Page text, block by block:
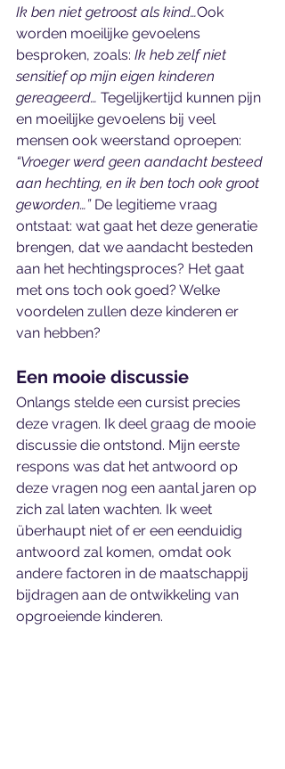
Ik ben niet getroost als kind…Ook
worden moeilijke gevoelens
besproken, zoals: Ik heb zelf niet
sensitief op mijn eigen kinderen
gereageerd… Tegelijkertijd kunnen pijn
en moeilijke gevoelens bij veel
mensen ook weerstand oproepen:
“Vroeger werd geen aandacht besteed
aan hechting, en ik ben toch ook groot
geworden…” De legitieme vraag
ontstaat: wat gaat het deze generatie
brengen, dat we aandacht besteden
aan het hechtingsproces? Het gaat
met ons toch ook goed? Welke
voordelen zullen deze kinderen er
van hebben?
Een mooie discussie
Onlangs stelde een cursist precies
deze vragen. Ik deel graag de mooie
discussie die ontstond. Mijn eerste
respons was dat het antwoord op
deze vragen nog een aantal jaren op
zich zal laten wachten. Ik weet
überhaupt niet of er een eenduidig
antwoord zal komen, omdat ook
andere factoren in de maatschappij
bijdragen aan de ontwikkeling van
opgroeiende kinderen.